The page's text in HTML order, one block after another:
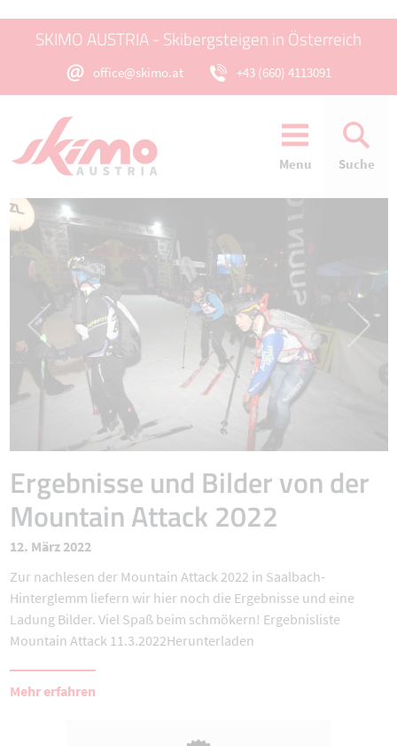
SKIMO AUSTRIA - Skibergsteigen in Österreich
office@skimo.at +43 (660) 4113091
Menu Suche
Ergebnisse und Bilder von der
Mountain Attack 2022
12. März 2022
Zur nachlesen der Mountain Attack 2022 in Saalbach-
Hinterglemm liefern wir hier noch die Ergebnisse und eine
Ladung Bilder. Viel Spaß beim schmökern! Ergebnisliste
Mountain Attack 11.3.2022Herunterladen
Mehr erfahren